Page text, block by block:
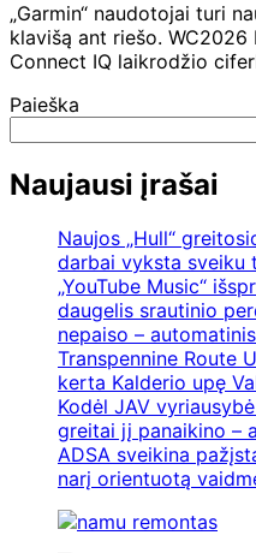
„Garmin“ naudotojai turi
klavišą ant riešo.
Connect IQ laikrodžio
Paieška
Naujausi įrašai
Naujos „Hull“
darbai vyksta sveiku
„YouTube Music“
daugelis srautinio
nepaiso –
Transpennine Route
kerta Kalderio upę
Kodėl JAV
greitai jį panaikino –
ADSA sveikina
narį orientuotą